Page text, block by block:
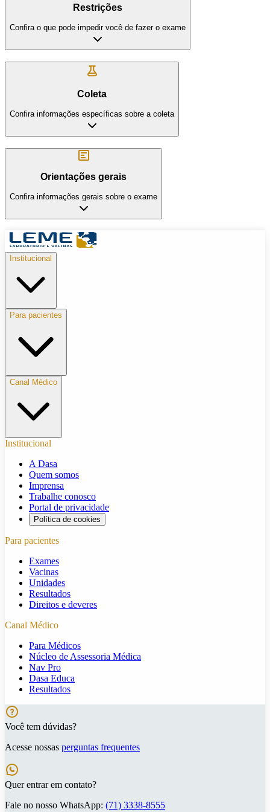
Restrições
Confira o que pode impedir você de fazer o exame
Coleta
Confira informações específicas sobre a coleta
Orientações gerais
Confira informações gerais sobre o exame
Institucional
Para pacientes
Canal Médico
Institucional
A Dasa
Quem somos
Imprensa
Trabalhe conosco
Portal de privacidade
Política de cookies
Para pacientes
Exames
Vacinas
Unidades
Resultados
Direitos e deveres
Canal Médico
Para Médicos
Núcleo de Assessoria Médica
Nav Pro
Dasa Educa
Resultados
Você tem dúvidas?
Acesse nossas perguntas frequentes
Quer entrar em contato?
Fale no nosso WhatsApp: (71) 3338-8555